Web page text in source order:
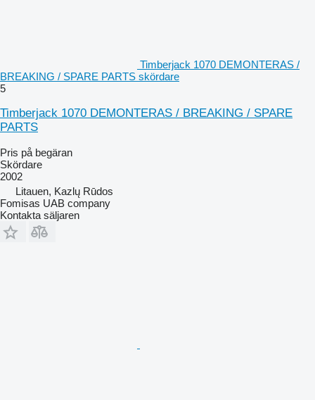
Timberjack 1070 DEMONTERAS /
BREAKING / SPARE PARTS skördare
5
Timberjack 1070 DEMONTERAS / BREAKING / SPARE
PARTS
Pris på begäran
Skördare
2002
Litauen, Kazlų Rūdos
Fomisas UAB company
Kontakta säljaren